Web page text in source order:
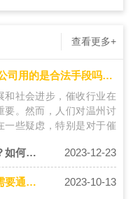
查看更多+
义乌正规催收公司用的是合法手段吗？都有哪些呢？
和社会进步，催收行业在
要。然而，人们对温州讨
一些疑虑，特别是对于催
义乌讨债公司异地起诉老赖合法吗？如何异地合法追债 2023-12-23
义乌讨债公司总结如何举证债务人需要通过哪些途径？ 2023-10-13